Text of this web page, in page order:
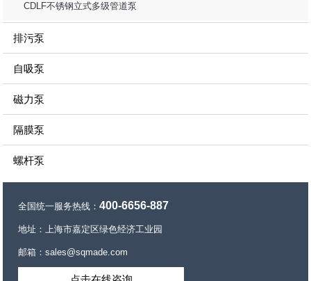
CDLF不锈钢立式多级管道泵
排污泵
自吸泵
磁力泵
隔膜泵
螺杆泵
全国统一服务热线：400-6656-887
地址：上海市嘉定区绿色经济工业园
邮箱：sales@sqmade.com